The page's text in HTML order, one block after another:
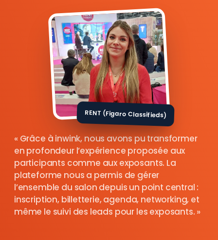
RENT (Figaro Classifieds)
Grâce à inwink, nous avons pu transformer
en profondeur l’expérience proposée aux
participants comme aux exposants. La
plateforme nous a permis de gérer
l’ensemble du salon depuis un point central :
inscription, billetterie, agenda, networking, et
même le suivi des leads pour les exposants.